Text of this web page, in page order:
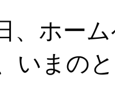
、ホー
いまの